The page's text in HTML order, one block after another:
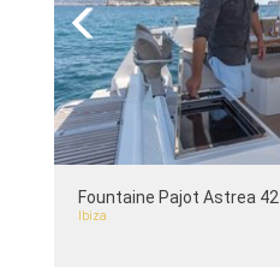
Previous
Fountaine Pajot Astrea 42
Ibiza